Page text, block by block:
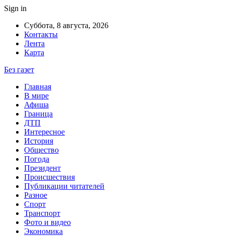
Sign in
Суббота, 8 августа, 2026
Контакты
Лента
Карта
Без газет
Главная
В мире
Афиша
Граница
ДТП
Интересное
История
Общество
Погода
Президент
Происшествия
Публикации читателей
Разное
Спорт
Транспорт
Фото и видео
Экономика